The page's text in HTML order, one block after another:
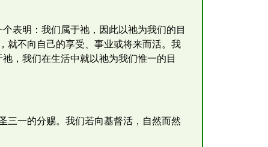
表明：我们属于祂，因此以祂为我们的目
就不向自己的享受、事业或将来而活。我
，我们在生活中就以祂为我们惟一的目
三一的分赐。我们若向基督活，自然而然